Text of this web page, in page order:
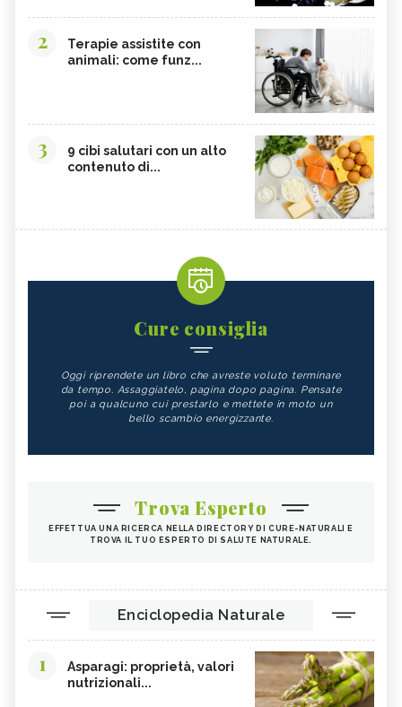
2
Terapie assistite con
animali: come funz...
3
9 cibi salutari con un alto
contenuto di...
Cure consiglia
Oggi riprendete un libro che avreste voluto terminare
da tempo. Assaggiatelo, pagina dopo pagina. Pensate
poi a qualcuno cui prestarlo e mettete in moto un
bello scambio energizzante.
Trova Esperto
EFFETTUA UNA RICERCA NELLA DIRECTORY DI CURE-NATURALI E
TROVA IL TUO ESPERTO DI SALUTE NATURALE.
Enciclopedia Naturale
1
Asparagi: proprietà, valori
nutrizionali...